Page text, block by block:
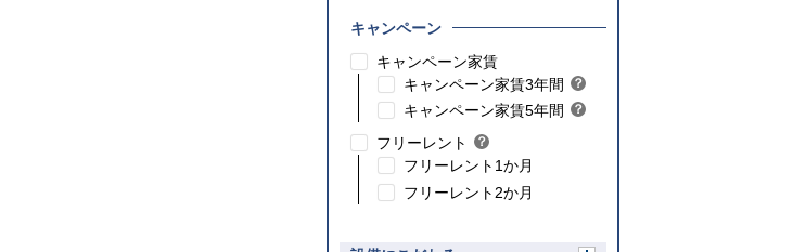
キャンペーン
キャンペーン家賃
キャンペーン家賃3年間 ？
ヒ
キャンペーン家賃5年間 ？
こちら
フリーレント ？
ヒ
ト
こちら
フリーレント1か月
フリーレント2か月